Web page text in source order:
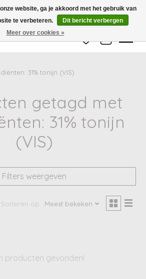
tot en met 25 januari. Houd er rekening mee
in deze periode langer kan zijn dan
Verlanglijst
31% tonijn (VIS)
getagd met
31% tonijn
(VIS)
Filters weergeven
Sorteren op Meest bekeken
producten gevonden!
website, ga je akkoord met het gebruik van
te verbeteren.
Dit bericht verbergen
Meer over cookies »